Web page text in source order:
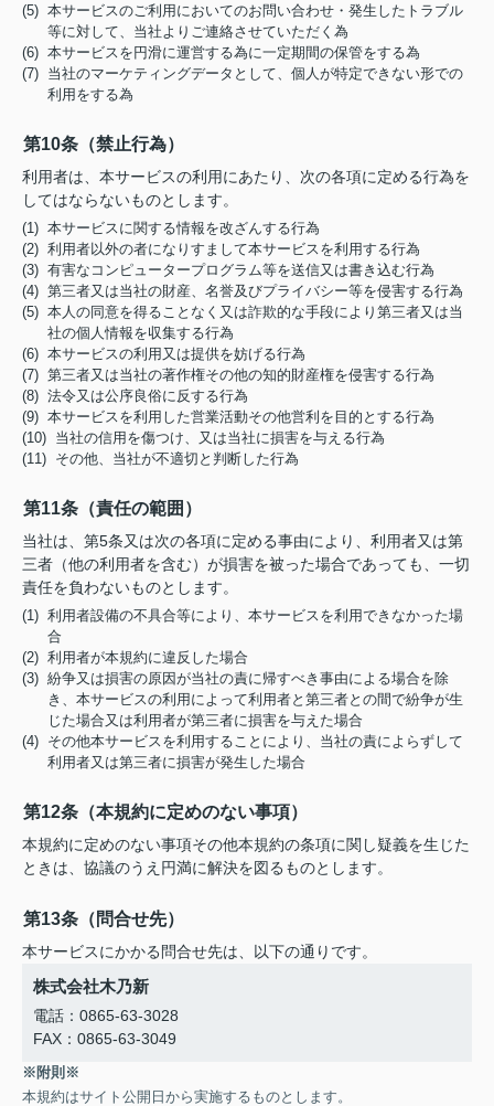
(5) 本サービスのご利用においてのお問い合わせ・発生したトラブル
等に対して、当社よりご連絡させていただく為
(6) 本サービスを円滑に運営する為に一定期間の保管をする為
(7) 当社のマーケティングデータとして、個人が特定できない形での
利用をする為
第10条（禁止行為）
利用者は、本サービスの利用にあたり、次の各項に定める行為を
してはならないものとします。
(1) 本サービスに関する情報を改ざんする行為
(2) 利用者以外の者になりすまして本サービスを利用する行為
(3) 有害なコンピュータープログラム等を送信又は書き込む行為
(4) 第三者又は当社の財産、名誉及びプライバシー等を侵害する行為
(5) 本人の同意を得ることなく又は詐欺的な手段により第三者又は当
社の個人情報を収集する行為
(6) 本サービスの利用又は提供を妨げる行為
(7) 第三者又は当社の著作権その他の知的財産権を侵害する行為
(8) 法令又は公序良俗に反する行為
(9) 本サービスを利用した営業活動その他営利を目的とする行為
(10) 当社の信用を傷つけ、又は当社に損害を与える行為
(11) その他、当社が不適切と判断した行為
第11条（責任の範囲）
当社は、第5条又は次の各項に定める事由により、利用者又は第
三者（他の利用者を含む）が損害を被った場合であっても、一切
責任を負わないものとします。
(1) 利用者設備の不具合等により、本サービスを利用できなかった場
合
(2) 利用者が本規約に違反した場合
(3) 紛争又は損害の原因が当社の責に帰すべき事由による場合を除
き、本サービスの利用によって利用者と第三者との間で紛争が生
じた場合又は利用者が第三者に損害を与えた場合
(4) その他本サービスを利用することにより、当社の責によらずして
利用者又は第三者に損害が発生した場合
第12条（本規約に定めのない事項）
本規約に定めのない事項その他本規約の条項に関し疑義を生じた
ときは、協議のうえ円満に解決を図るものとします。
第13条（問合せ先）
本サービスにかかる問合せ先は、以下の通りです。
株式会社木乃新
電話：0865-63-3028
FAX：0865-63-3049
※附則※
本規約はサイト公開日から実施するものとします。